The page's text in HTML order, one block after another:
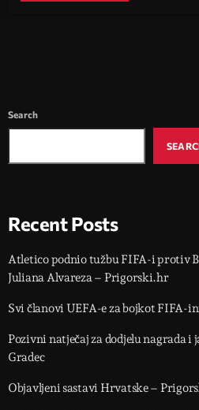
Search
Recent Posts
Atletico podnio tužbu FIFA-i protiv
Juliana Alvareza – Prigorski.hr
Svi članovi UEFA-e za bojkot FIFA-
Pozivni natječaj za dodjelu nagrada
Gradec
Objavljeni sastavi Hrvatske –